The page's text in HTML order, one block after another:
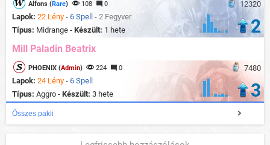
12320
Alfons (Rare) 108 0
Lapok: 22 Lény - 6 Spell - 2 Fegyver
Típus: Midrange - Készült: 1 hete 2
Mill Paladin Beatrix
7480
PHOENIX (Admin) 224 0
Lapok: 24 Lény - 6 Spell
Típus: Aggro - Készült: 3 hete 3
Összes pakli